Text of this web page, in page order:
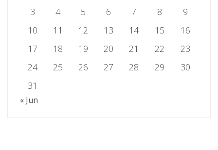
3
4 5 6 7 8
9
10
11 12 13 14 15
16
17
18 19 20 21 22
23
24
25 26 27 28 29
30
31
« Jun